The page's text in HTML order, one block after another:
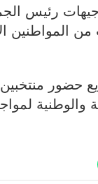
رئيس
من
حضور
والوطنية